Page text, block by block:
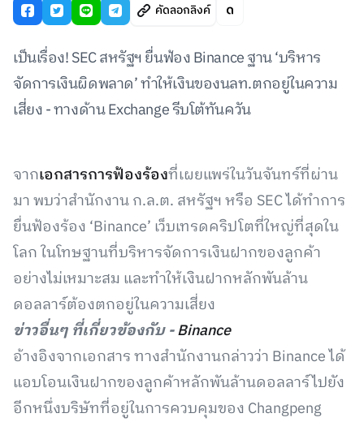
คัดลอกลิงค์
เป็นเรื่อง! SEC สหรัฐฯ ยื่นฟ้อง Binance ฐาน ‘บริหาร
จัดการเงินผิดพลาด’ ทำให้เงินของนลท.ตกอยู่ในความ
เสี่ยง - ทางด้าน Exchange รีบโต้ทันควัน
จากเอกสารการฟ้องร้องที่เผยแพร่ในวันจันทร์ที่ผ่าน
มา พบว่าสำนักงาน ก.ล.ต. สหรัฐฯ หรือ SEC ได้ทำการ
ยื่นฟ้องร้อง ‘Binance’ เว็บเทรดคริปโตที่ใหญ่ที่สุดใน
โลก ในโทษฐานที่บริหารจัดการเงินฝากของลูกค้า
อย่างไม่เหมาะสม และทำให้เงินฝากหลักพันล้าน
ดอลลาร์ต้องตกอยู่ในความเสี่ยง
ข่าวอื่นๆ ที่เกี่ยวข้องกับ -Binance
อ้างอิงจากเอกสาร ทางสำนักงานกล่าวว่า Binance ได้
แอบโอนเงินฝากของลูกค้าหลักพันล้านดอลลาร์ไปยัง
อีกหนึ่งบริษัทที่อยู่ในการควบคุมของ Changpeng